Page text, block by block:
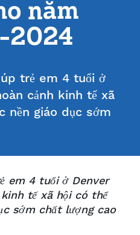
năm
2024
trẻ em 4 tuổi ở
cảnh kinh tế xã
nền giáo dục sớm
em 4 tuổi ở Denver
tế xã hội có thể
sớm chất lượng cao